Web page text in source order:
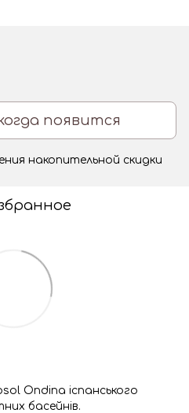
появится
накопительной скидки
Ondina іспанського
басейнів.